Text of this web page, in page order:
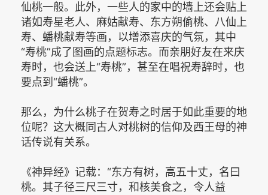
仙桃一般。此外，一些人的家中的墙上还会贴上
诸如寿星老人、麻姑献寿、东方朔偷桃、八仙上
寿、蟠桃献寿等画，以增添喜庆的气氛，其中
“寿桃”成了图画的点题标志。而亲朋好友在来庆
寿时，也会送上“寿桃”，甚至在唱祝寿辞时，也
要点到“蟠桃”。
那么，为什么桃子在贺寿之时居于如此重要的地
位呢？这大概同古人对桃树的信仰及西王母的神
话传说有关系。
《神异经》记载：“东方有树，高五十丈，名曰
桃。其子径三尺三寸，和核美食之，令人益